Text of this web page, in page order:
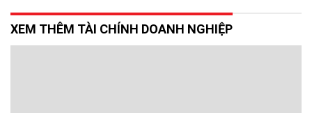
XEM THÊM TÀI CHÍNH DOANH NGHIỆP